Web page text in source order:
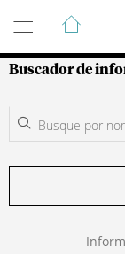
Guía de
Buscador de